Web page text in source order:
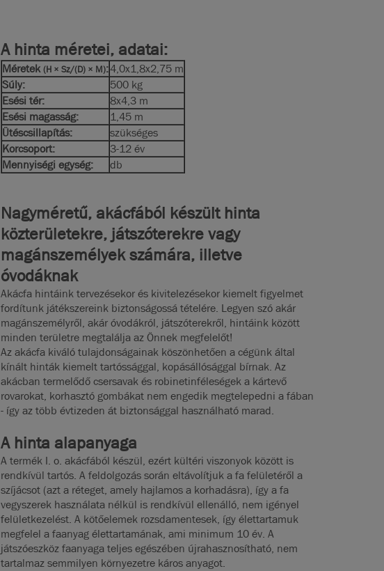
A hinta méretei, adatai:
Méretek(H × Sz/(D) × M):4,0x1,8x2,75 m
Súly:
500 kg
Esési tér:
8x4,3 m
Esési magasság:
1,45 m
Ütéscsillapítás:
szükséges
Korcsoport:
3-12 év
Mennyiségi egység:
db
Nagyméretű, akácfából készült hinta
közterületekre, játszóterekre vagy
magánszemélyek számára, illetve
óvodáknak
Akácfa hintáink tervezésekor és kivitelezésekor kiemelt figyelmet
fordítunk játékszereink biztonságossá tételére. Legyen szó akár
magánszemélyről, akár óvodákról, játszóterekről, hintáink között
minden területre megtalálja az Önnek megfelelőt!
Az akácfa kiváló tulajdonságainak köszönhetően a cégünk által
kínált hinták kiemelt tartóssággal, kopásállósággal bírnak. Az
akácban termelődő csersavak és robinetinféleségek a kártevő
rovarokat, korhasztó gombákat nem engedik megtelepedni a fában
- így az több évtizeden át biztonsággal használható marad.
A hinta alapanyaga
A termék I. o. akácfából készül, ezért kültéri viszonyok között is
rendkívül tartós. A feldolgozás során eltávolítjuk a fa felületéről a
szíjácsot (azt a réteget, amely hajlamos a korhadásra), így a fa
vegyszerek használata nélkül is rendkívül ellenálló, nem igényel
felületkezelést. A kötőelemek rozsdamentesek, így élettartamuk
megfelel a faanyag élettartamának, ami minimum 10 év. A
játszóeszköz faanyaga teljes egészében újrahasznosítható, nem
tartalmaz semmilyen környezetre káros anyagot.